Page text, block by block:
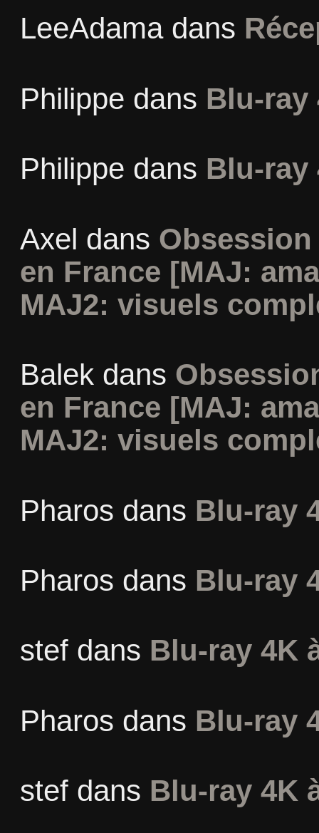
LeeAdamadans
Philippe dans Blu-ray
Philippe dans Blu-ray
Axel dans
en France [MAJ:
MAJ2: visuels
Balekdans
en France [MAJ:
MAJ2: visuels
Pharos dans Blu-ray
Pharos dans Blu-ray
stefdans Blu-ray 4K
Pharos dans Blu-ray
stefdans Blu-ray 4K